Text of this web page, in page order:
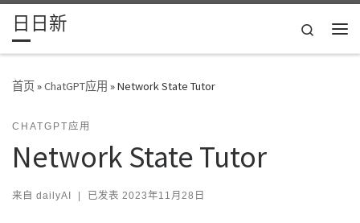
Skip to content
日日新
Search
首页»ChatGPT应用 »Network State Tutor
CHATGPT应用
Network State Tutor
来自 dailyAI | 已发表 2023年11月28日